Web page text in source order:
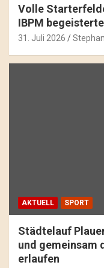
Volle
IBPM
31. Juli 2026
AKTUELL SPORT
Städtelauf
und gemeinsam
erlaufen